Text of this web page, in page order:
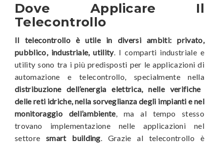
Dove Applicare Il
Telecontrollo
Il telecontrollo è utile in diversi ambiti: privato,
pubblico, industriale, utility. I comparti industriale e
utility sono tra i più predisposti per le applicazioni di
automazione e telecontrollo, specialmente nella
distribuzione dell’energia elettrica, nelle verifiche
delle reti idriche, nella sorveglianza degli impianti e nel
monitoraggio dell’ambiente, ma al tempo stesso
trovano implementazione nelle applicazioni nel
settore smart building. Grazie al telecontrollo è